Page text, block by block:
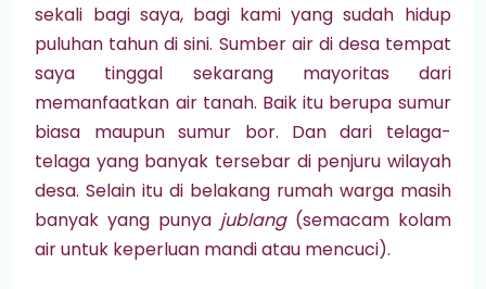
sekali bagi saya, bagi kami yang sudah hidup
puluhan tahun di sini. Sumber air di desa tempat
saya tinggal sekarang mayoritas dari
memanfaatkan air tanah. Baik itu berupa sumur
biasa maupun sumur bor. Dan dari telaga-
telaga yang banyak tersebar di penjuru wilayah
desa. Selain itu di belakang rumah warga masih
banyak yang punya jublang(semacam kolam
air untuk keperluan mandi atau mencuci).